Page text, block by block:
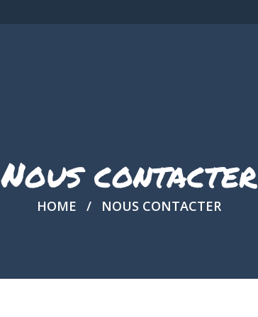
Nous contacter
HOME NOUS CONTACTER